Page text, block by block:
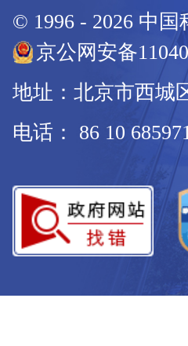
© 1996 - 2026 中国
京公网安备
地址：北京市西城
电话： 86 10